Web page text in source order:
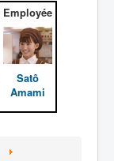
Employée
Satô
Amami